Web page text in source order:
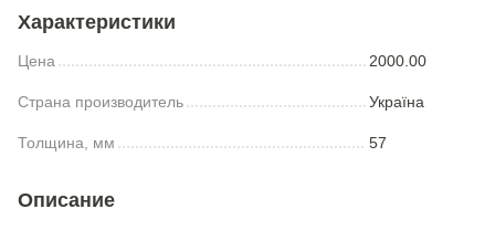
Характеристики
Цена 2000.00
Страна производитель Україна
Толщина, мм 57
Описание